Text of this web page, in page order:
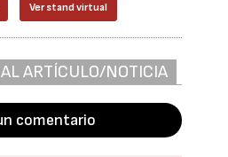
Ver stand virtual
ARTÍCULO/NOTICIA
comentario